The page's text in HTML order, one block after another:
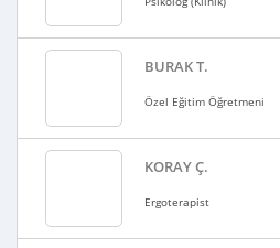
BURAK T.
Özel Eğitim Öğretmeni
KORAY Ç.
Ergoterapist